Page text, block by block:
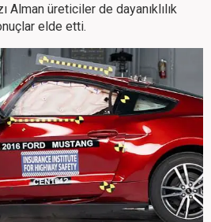
Alman üreticiler de dayanıklılık
elde etti.